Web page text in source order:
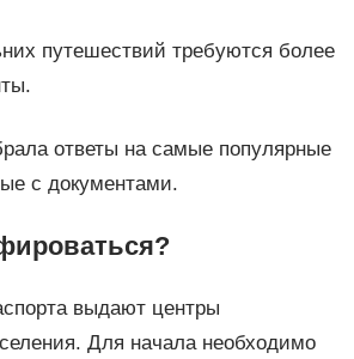
путешествий требуются более
ответы на самые популярные
с документами.
выдают центры
Для начала необходимо